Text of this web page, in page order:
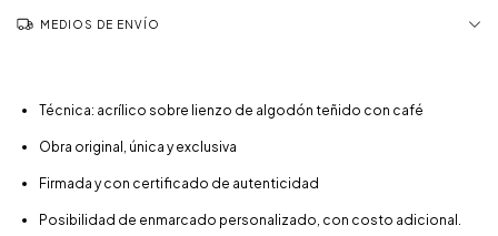
MEDIOS DE ENVÍO
Técnica: acrílico sobre lienzo de algodón teñido con café
Obra original, única y exclusiva
Firmada y con certificado de autenticidad
Posibilidad de enmarcado personalizado, con costo adicional.